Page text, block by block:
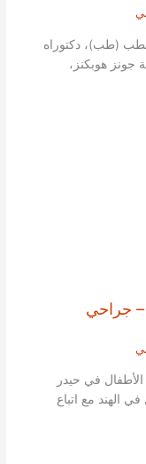
(طب)، دكتوراه
هوبكنز،
– جراحي
في حيدر
في الهند مع اتباع